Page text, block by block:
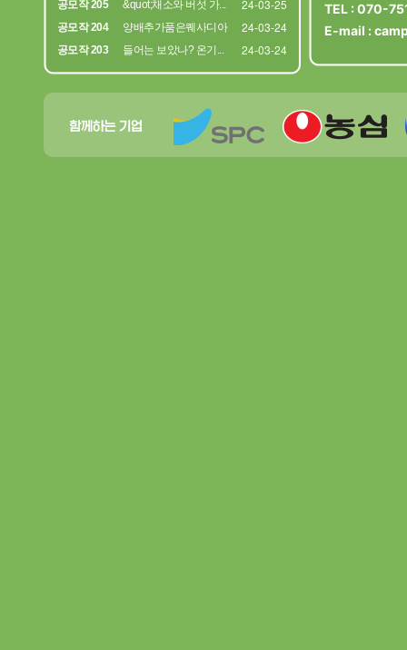
공모작 205 &quot;채소와 버섯 가... 24-03-25
공모작 204 양배추가품은퀘사디아 24-03-24
공모작 203 들어는 보았나? 온기... 24-03-24
TEL : 070-
E-mail :